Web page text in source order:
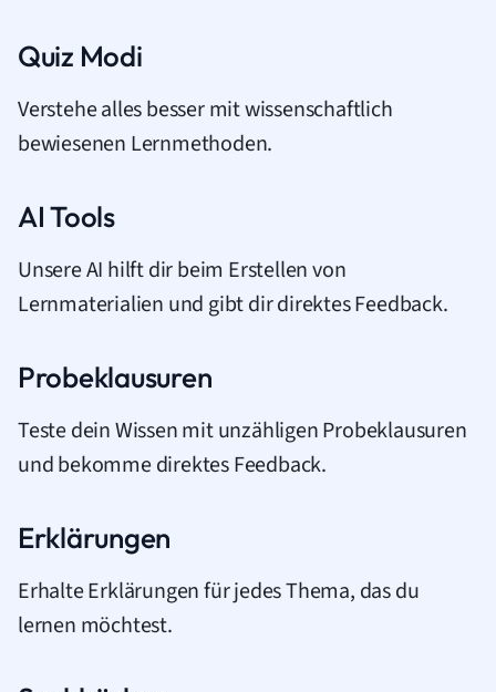
Quiz Modi
Verstehe alles besser mit wissenschaftlich
bewiesenen Lernmethoden.
AI Tools
Unsere AI hilft dir beim Erstellen von
Lernmaterialien und gibt dir direktes Feedback.
Probeklausuren
Teste dein Wissen mit unzähligen Probeklausuren
und bekomme direktes Feedback.
Erklärungen
Erhalte Erklärungen für jedes Thema, das du
lernen möchtest.